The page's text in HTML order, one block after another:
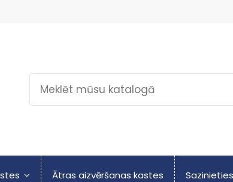
Ātras aizvēršanas kastes